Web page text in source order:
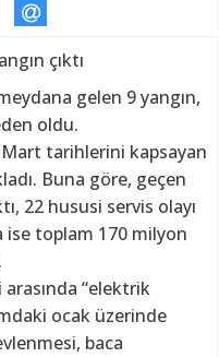
çıktı
gelen 9 yangın,
oldu.
tarihlerini kapsayan
Buna göre, geçen
22 hususi servis olayı
ise toplam 170 milyon
“elektrik
ocak üzerinde
baca